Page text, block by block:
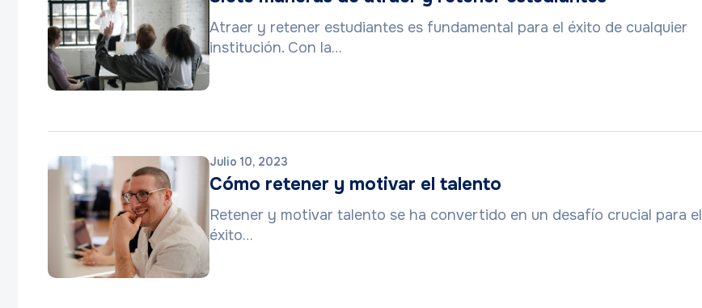
Atraer y retener estudiantes es fundamental para el éxito de cualquier
institución. Con la…
Julio 10, 2023
Cómo retener y motivar el talento
Retener y motivar talento se ha convertido en un desafío crucial para el
éxito…